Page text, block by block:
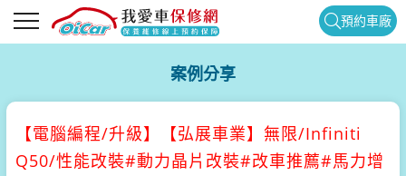
預約車廠
案例分享
【電腦編程/升級】
【弘展車業】無限/Infiniti
Q50/性能改裝#動力晶片改裝#改車推薦#馬力增